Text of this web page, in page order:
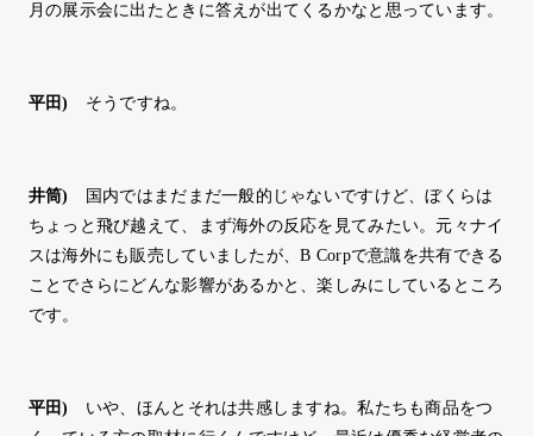
月の展示会に出たときに答えが出てくるかなと思っています。
平田) そうですね。
井筒)
国内ではまだまだ一般的じゃないですけど、ぼくらは
ちょっと飛び越えて、まず海外の反応を見てみたい。元々ナイ
スは海外にも販売していましたが、B Corpで意識を共有できる
ことでさらにどんな影響があるかと、楽しみにしているところ
です。
平田)
いや、ほんとそれは共感しますね。私たちも商品をつ